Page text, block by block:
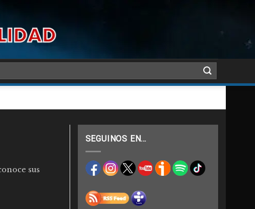
sus
SEGUINOS EN…